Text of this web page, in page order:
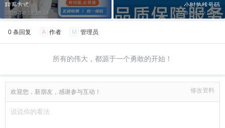
联系方式
2026-3-8 10:18:14
小时热线号码
2026-3-8 10:18:18
0 条回复 A 作者 M 管理员
所有的伟大，都源于一个勇敢的开始！
欢迎您，新朋友，感谢参与互动！ 修改资料